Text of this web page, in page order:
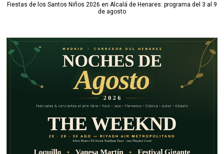
Fiestas de los Santos Niños 2026 en Alcalá de Henares: programa del 3 al 9
de agosto